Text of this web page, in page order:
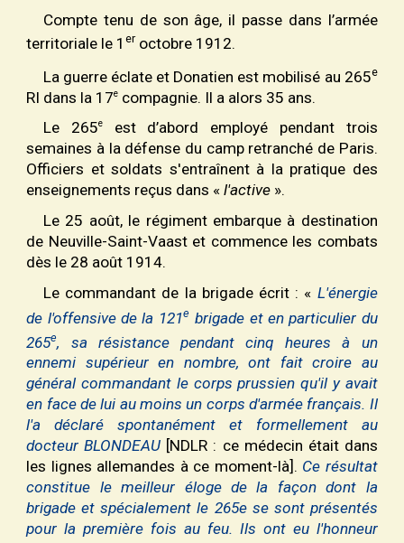
Compte tenu de son âge, il passe dans l’armée
territoriale le 1er octobre 1912.
La guerre éclate et Donatien est mobilisé au 265e
RI dans la 17e compagnie. Il a alors 35 ans.
Le 265eest d’abord employé pendant trois
semaines à la défense du camp retranché de Paris.
Officiers et soldats s'entraînent à la pratique des
enseignements reçus dans «l'active ».
Le 25 août, le régiment embarque à destination
de Neuville-Saint-Vaast et commence les combats
dès le 28 août 1914.
Le commandant de la brigade écrit : « L'énergie
de l'offensive de la 121e brigade et en particulier du
265e, sa résistance pendant cinq heures à un
ennemi supérieur en nombre, ont fait croire au
général commandant le corps prussien qu'il y avait
en face de lui au moins un corps d'armée français. Il
l'a déclaré spontanément et formellement au
docteur BLONDEAU [NDLR : ce médecin était dans
les lignes allemandes à ce moment-là]. Ce résultat
constitue le meilleur éloge de la façon dont la
brigade et spécialement le 265e se sont présentés
pour la première fois au feu. Ils ont eu l'honneur